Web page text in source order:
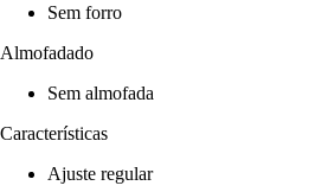
Sem forro
Almofadado
Sem almofada
Características
Ajuste regular